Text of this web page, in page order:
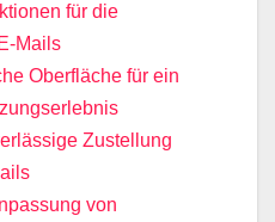
für die
Mails
Oberfläche für ein
Zustellung
von